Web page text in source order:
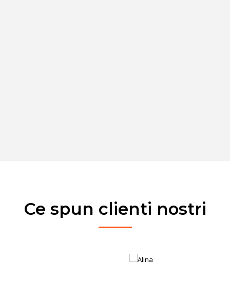
Ce spun clienti nostri